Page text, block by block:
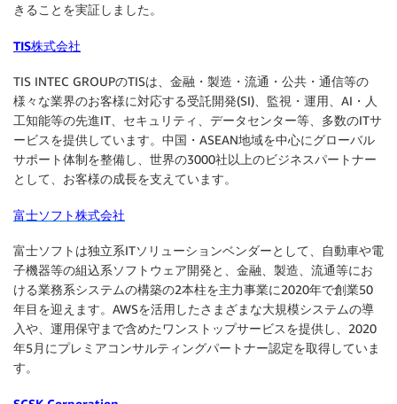
きることを実証しました。
TIS株式会社
TIS INTEC GROUPのTISは、金融・製造・流通・公共・通信等の
様々な業界のお客様に対応する受託開発(SI)、監視・運用、AI・人
工知能等の先進IT、セキュリティ、データセンター等、多数のITサ
ービスを提供しています。中国・ASEAN地域を中心にグローバル
サポート体制を整備し、世界の3000社以上のビジネスパートナー
として、お客様の成長を支えています。
富士ソフト株式会社
富士ソフトは独立系ITソリューションベンダーとして、自動車や電
子機器等の組込系ソフトウェア開発と、金融、製造、流通等にお
ける業務系システムの構築の2本柱を主力事業に2020年で創業50
年目を迎えます。AWSを活用したさまざまな大規模システムの導
入や、運用保守まで含めたワンストップサービスを提供し、2020
年5月にプレミアコンサルティングパートナー認定を取得していま
す。